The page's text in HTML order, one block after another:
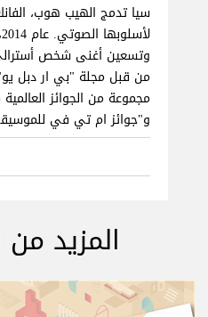
سيا تدمج الهيب هوب،
وتسعين أغنى شخص
مجموعة من الجوائز
و"جوائز ام تي في
المزيد من